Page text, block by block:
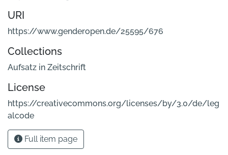
URI
https://www.genderopen.de/25595/676
Collections
Aufsatz in Zeitschrift
License
https://creativecommons.org/licenses/by/3.0/de/leg
alcode
Full item page